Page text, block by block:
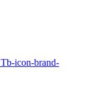
Tb-icon-brand-